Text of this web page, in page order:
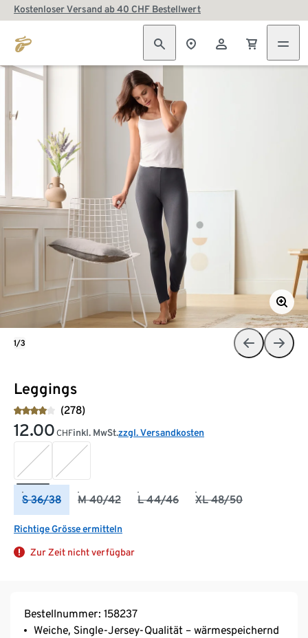
Kostenloser Versand ab 40 CHF Bestellwert
Leggings
(278)
12.00 CHFinkl. MwSt.zzgl. Versandkosten
S 36/38 M 40/42 L 44/46 XL 48/50
Richtige Grösse ermitteln
Zur Zeit nicht verfügbar
1/3
Bestellnummer: 158237
Weiche, Single-Jersey-Qualität – wärmespeichernd